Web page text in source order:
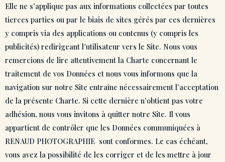
Elle ne s’applique pas aux informations collectées par toutes
tierces parties ou par le biais de sites gérés par ces dernières
y compris via des applications ou contenus (y compris les
publicités) redirigeant l’utilisateur vers le Site. Nous vous
remercions de lire attentivement la Charte concernant le
traitement de vos Données et nous vous informons que la
navigation sur notre Site entraîne nécessairement l’acceptation
de la présente Charte. Si cette dernière n’obtient pas votre
adhésion, nous vous invitons à quitter notre Site. Il vous
appartient de contrôler que les Données communiquées à
RENAUD PHOTOGRAPHIE sont conformes. Le cas échéant,
vous avez la possibilité de les corriger et de les mettre à jour